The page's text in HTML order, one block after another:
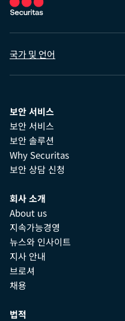
국가 및 언어
보안 서비스
보안 서비스
보안 솔루션
Why Securitas
보안 상담 신청
회사 소개
About us
지속가능경영
뉴스와 인사이트
지사 안내
브로셔
채용
법적